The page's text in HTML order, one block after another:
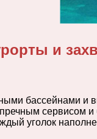
и
бассейнами и
сервисом
уголок